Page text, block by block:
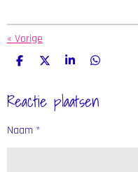
« Vorige
D
e
n
D
l
S
r
e
D
e
n
Reactie plaatsen
Naam *